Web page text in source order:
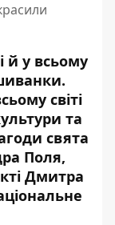
й у всьому
світі
та
свята
Поля,
Дмитра